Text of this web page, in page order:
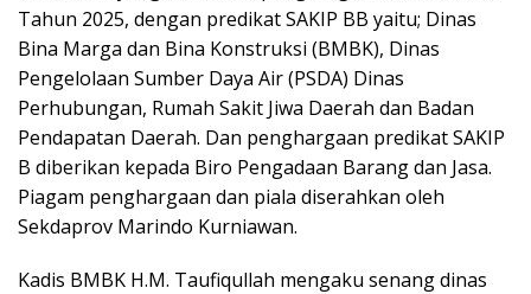
Tahun 2025, dengan predikat SAKIP BB yaitu; Dinas
Bina Marga dan Bina Konstruksi (BMBK), Dinas
Pengelolaan Sumber Daya Air (PSDA) Dinas
Perhubungan, Rumah Sakit Jiwa Daerah dan Badan
Pendapatan Daerah. Dan penghargaan predikat SAKIP
B diberikan kepada Biro Pengadaan Barang dan Jasa.
Piagam penghargaan dan piala diserahkan oleh
Sekdaprov Marindo Kurniawan.
Kadis BMBK H.M. Taufiqullah mengaku senang dinas